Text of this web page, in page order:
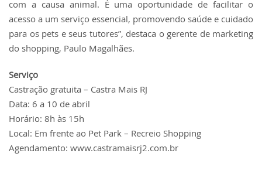
com a causa animal. É uma oportunidade de facilitar o
acesso a um serviço essencial, promovendo saúde e cuidado
para os pets e seus tutores”, destaca o gerente de marketing
do shopping, Paulo Magalhães.
Serviço
Castração gratuita – Castra Mais RJ
Data: 6 a 10 de abril
Horário: 8h às 15h
Local: Em frente ao Pet Park – Recreio Shopping
Agendamento: www.castramaisrj2.com.br